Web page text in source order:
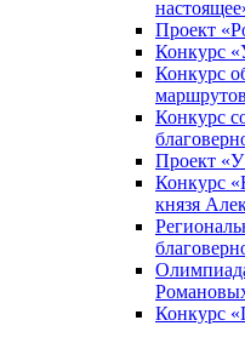
Проект
Конкурс
Конкурс
Конкурс
Проект «У
Конкурс
князя
Конкурс